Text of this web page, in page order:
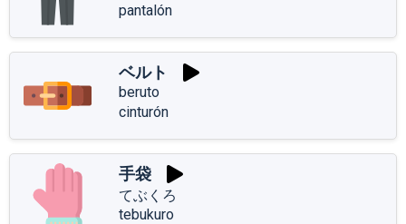
pantalón
ベルト
beruto
cinturón
手袋
てぶくろ
tebukuro